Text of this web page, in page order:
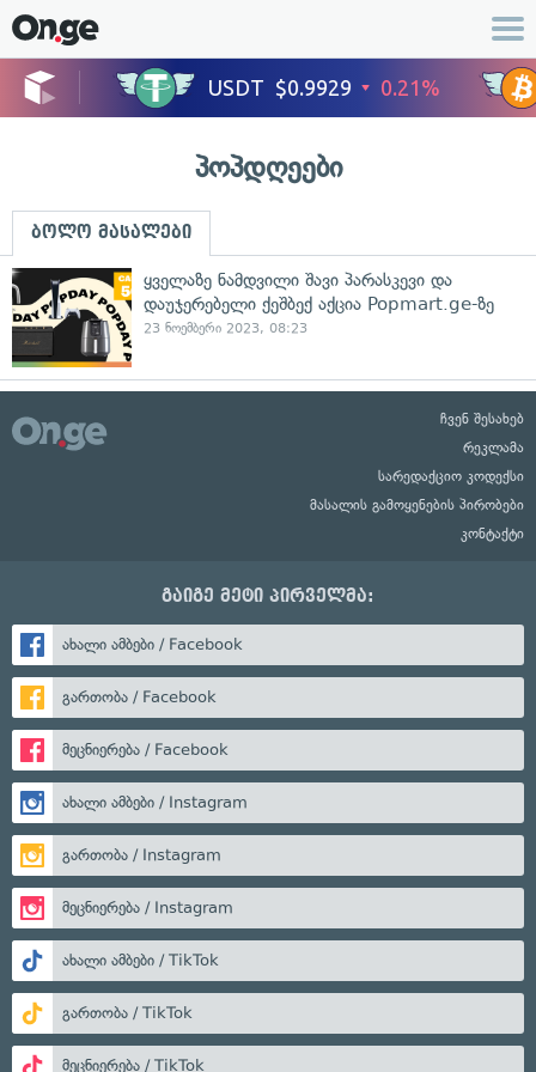
პოპდღეები
ბოლო მასალები
ყველაზე ნამდვილი შავი პარასკევი და
დაუჯერებელი ქეშბექ აქცია Popmart.ge-ზე
23 ნოემბერი 2023, 08:23
ჩვენ შესახებ
რეკლამა
სარედაქციო კოდექსი
მასალის გამოყენების პირობები
კონტაქტი
გაიგე მეტი პირველმა:
ახალი ამბები / Facebook
გართობა / Facebook
მეცნიერება / Facebook
ახალი ამბები / Instagram
გართობა / Instagram
მეცნიერება / Instagram
ახალი ამბები / TikTok
გართობა / TikTok
მეცნიერება / TikTok